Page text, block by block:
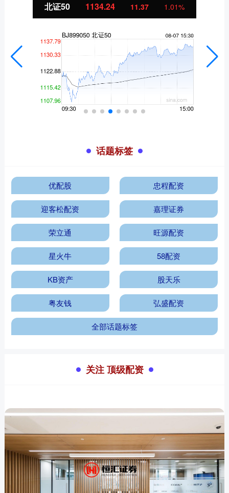
北证50 1134.24 11.37 1.01%
话题标签
优配股 忠程配资
迎客松配资 嘉理证券
荣立通 旺源配资
星火牛 58配资
KB资产 股天乐
粤友钱 弘盛配资
全部话题标签
关注 顶级配资